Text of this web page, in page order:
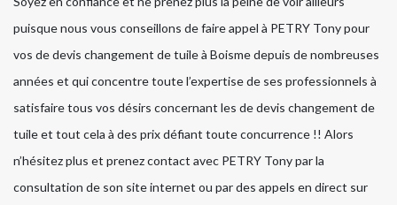
puisque nous vous conseillons de faire appel à PETRY Tony pour
vos de devis changement de tuile à Boisme depuis de nombreuses
années et qui concentre toute l’expertise de ses professionnels à
satisfaire tous vos désirs concernant les de devis changement de
tuile et tout cela à des prix défiant toute concurrence !! Alors
n’hésitez plus et prenez contact avec PETRY Tony par la
consultation de son site internet ou par des appels en direct sur